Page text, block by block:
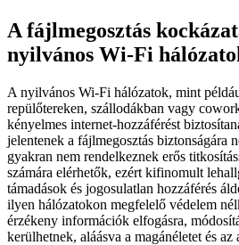
A fájlmegosztás
nyilvános Wi-Fi
A nyilvános Wi-Fi hálózatok, mint
repülőtereken, szállodákban vagy
kényelmes internet-hozzáférést
jelentenek a fájlmegosztás biztonságára
gyakran nem rendelkeznek erős
számára elérhetők, ezért kifinomult
támadások és jogosulatlan hozzáférés
ilyen hálózatokon megfelelő védelem
érzékeny információk elfogásra,
kerülhetnek, aláásva a magánéletet és az